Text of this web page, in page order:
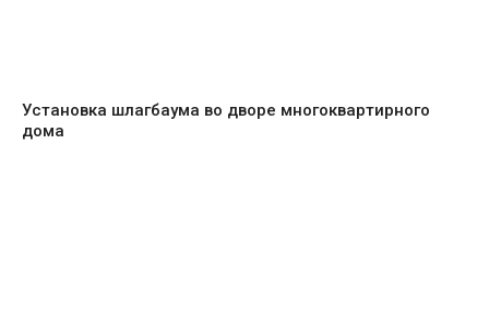
Установка шлагбаума во дворе многоквартирного
дома